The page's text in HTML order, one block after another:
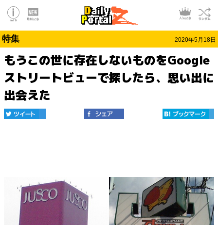
特集 2020年5月18日
もうこの世に存在しないものをGoogle
ストリートビューで探したら、思い出に
出会えた